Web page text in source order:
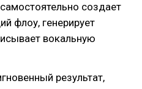
создает
флоу, генерирует
вокальную
результат,